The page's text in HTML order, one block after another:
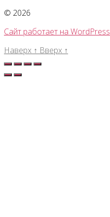
© 2026
Сайт работает на WordPress
Наверх ↑ Вверх ↑